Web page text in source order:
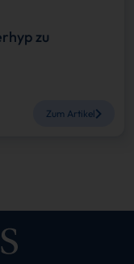
zu
Zum Artikel